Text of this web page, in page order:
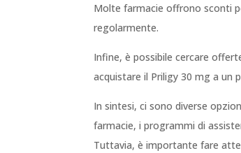
Molte farmacie offrono sconti
regolarmente.
Infine, è possibile cercare
acquistare il Priligy 30 mg a un
In sintesi, ci sono diverse
farmacie, i programmi di
Tuttavia, è importante fare